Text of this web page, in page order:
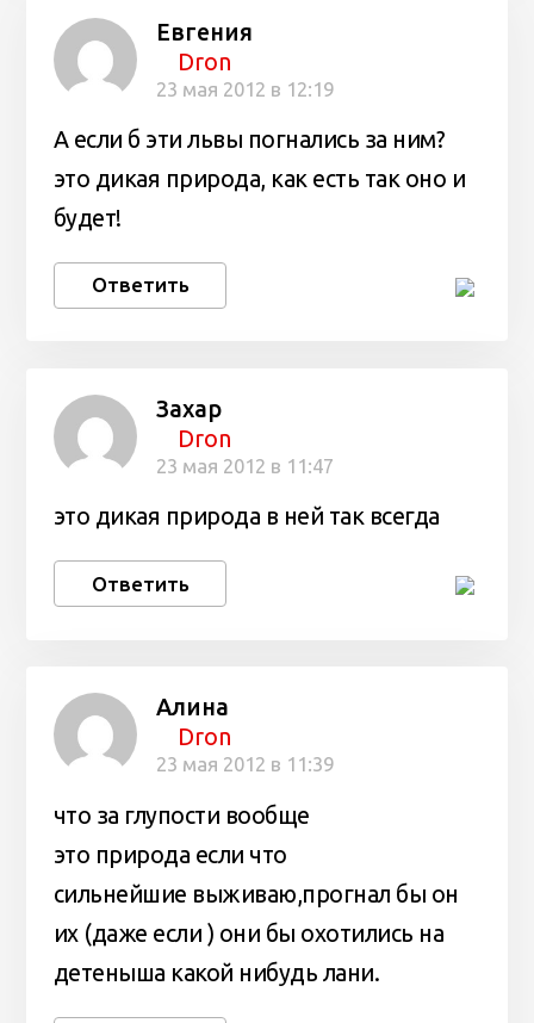
Евгения
Dron
23 мая 2012 в 12:19
А если б эти львы погнались за ним?
это дикая природа, как есть так оно и
будет!
Ответить
Захар
Dron
23 мая 2012 в 11:47
это дикая природа в ней так всегда
Ответить
Алина
Dron
23 мая 2012 в 11:39
что за глупости вообще
это природа если что
сильнейшие выживаю,прогнал бы он
их (даже если ) они бы охотились на
детеныша какой нибудь лани.